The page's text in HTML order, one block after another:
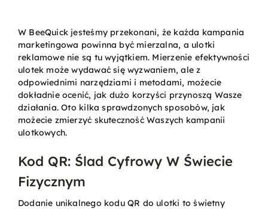
Wiedza
Kontakt
W BeeQuick jesteśmy przekonani, że każda kampania
marketingowa powinna być mierzalna, a ulotki
reklamowe nie są tu wyjątkiem. Mierzenie efektywności
ulotek może wydawać się wyzwaniem, ale z
odpowiednimi narzędziami i metodami, możecie
dokładnie ocenić, jak dużo korzyści przynoszą Wasze
działania. Oto kilka sprawdzonych sposobów, jak
możecie zmierzyć skuteczność Waszych kampanii
ulotkowych.
Kod QR: Ślad Cyfrowy W Świecie
Fizycznym
Dodanie unikalnego kodu QR do ulotki to świetny